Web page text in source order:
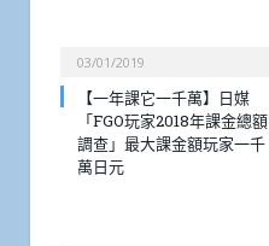
03/01/2019
【一年課它一千萬】日媒
「FGO玩家2018年課金總額
調查」最大課金額玩家一千
萬日元